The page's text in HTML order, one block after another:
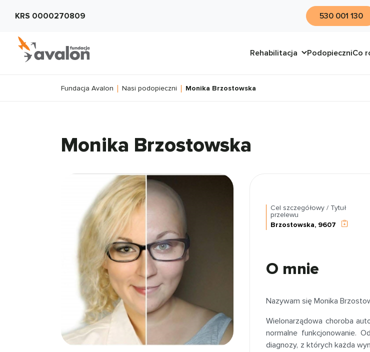
KRS 0000270809 530 001 130
Rehabilitacja PodopieczniCo
Fundacja Avalon Nasi podopieczni Monika Brzostowska
Monika Brzostowska
Cel szczegółowy / Tytuł
przelewu
Brzostowska, 9607
O mnie
Nazywam się Monika
Wielonarządowa choroba
normalne funkcjonowanie.
diagnozy, z których każda